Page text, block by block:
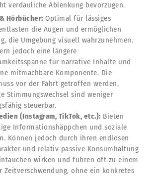
verdauliche Ablenkung bevorzugen.
Hörbücher: Optimal für lässiges
die Augen und ermöglichen
die Umgebung visuell wahrzunehmen.
jedoch eine längere
für narrative Inhalte und
mitmachbare Komponente. Die
vor der Fahrt getroffen werden,
Stimmungswechsel sind weniger
steuerbar.
(Instagram, TikTok, etc.): Bieten
Informationshäppchen und soziale
Können jedoch durch ihren endlosen
und relativ passive Konsumhaltung
wirken und führen oft zu einem
Zeitverschwendung, ohne ein konkretes